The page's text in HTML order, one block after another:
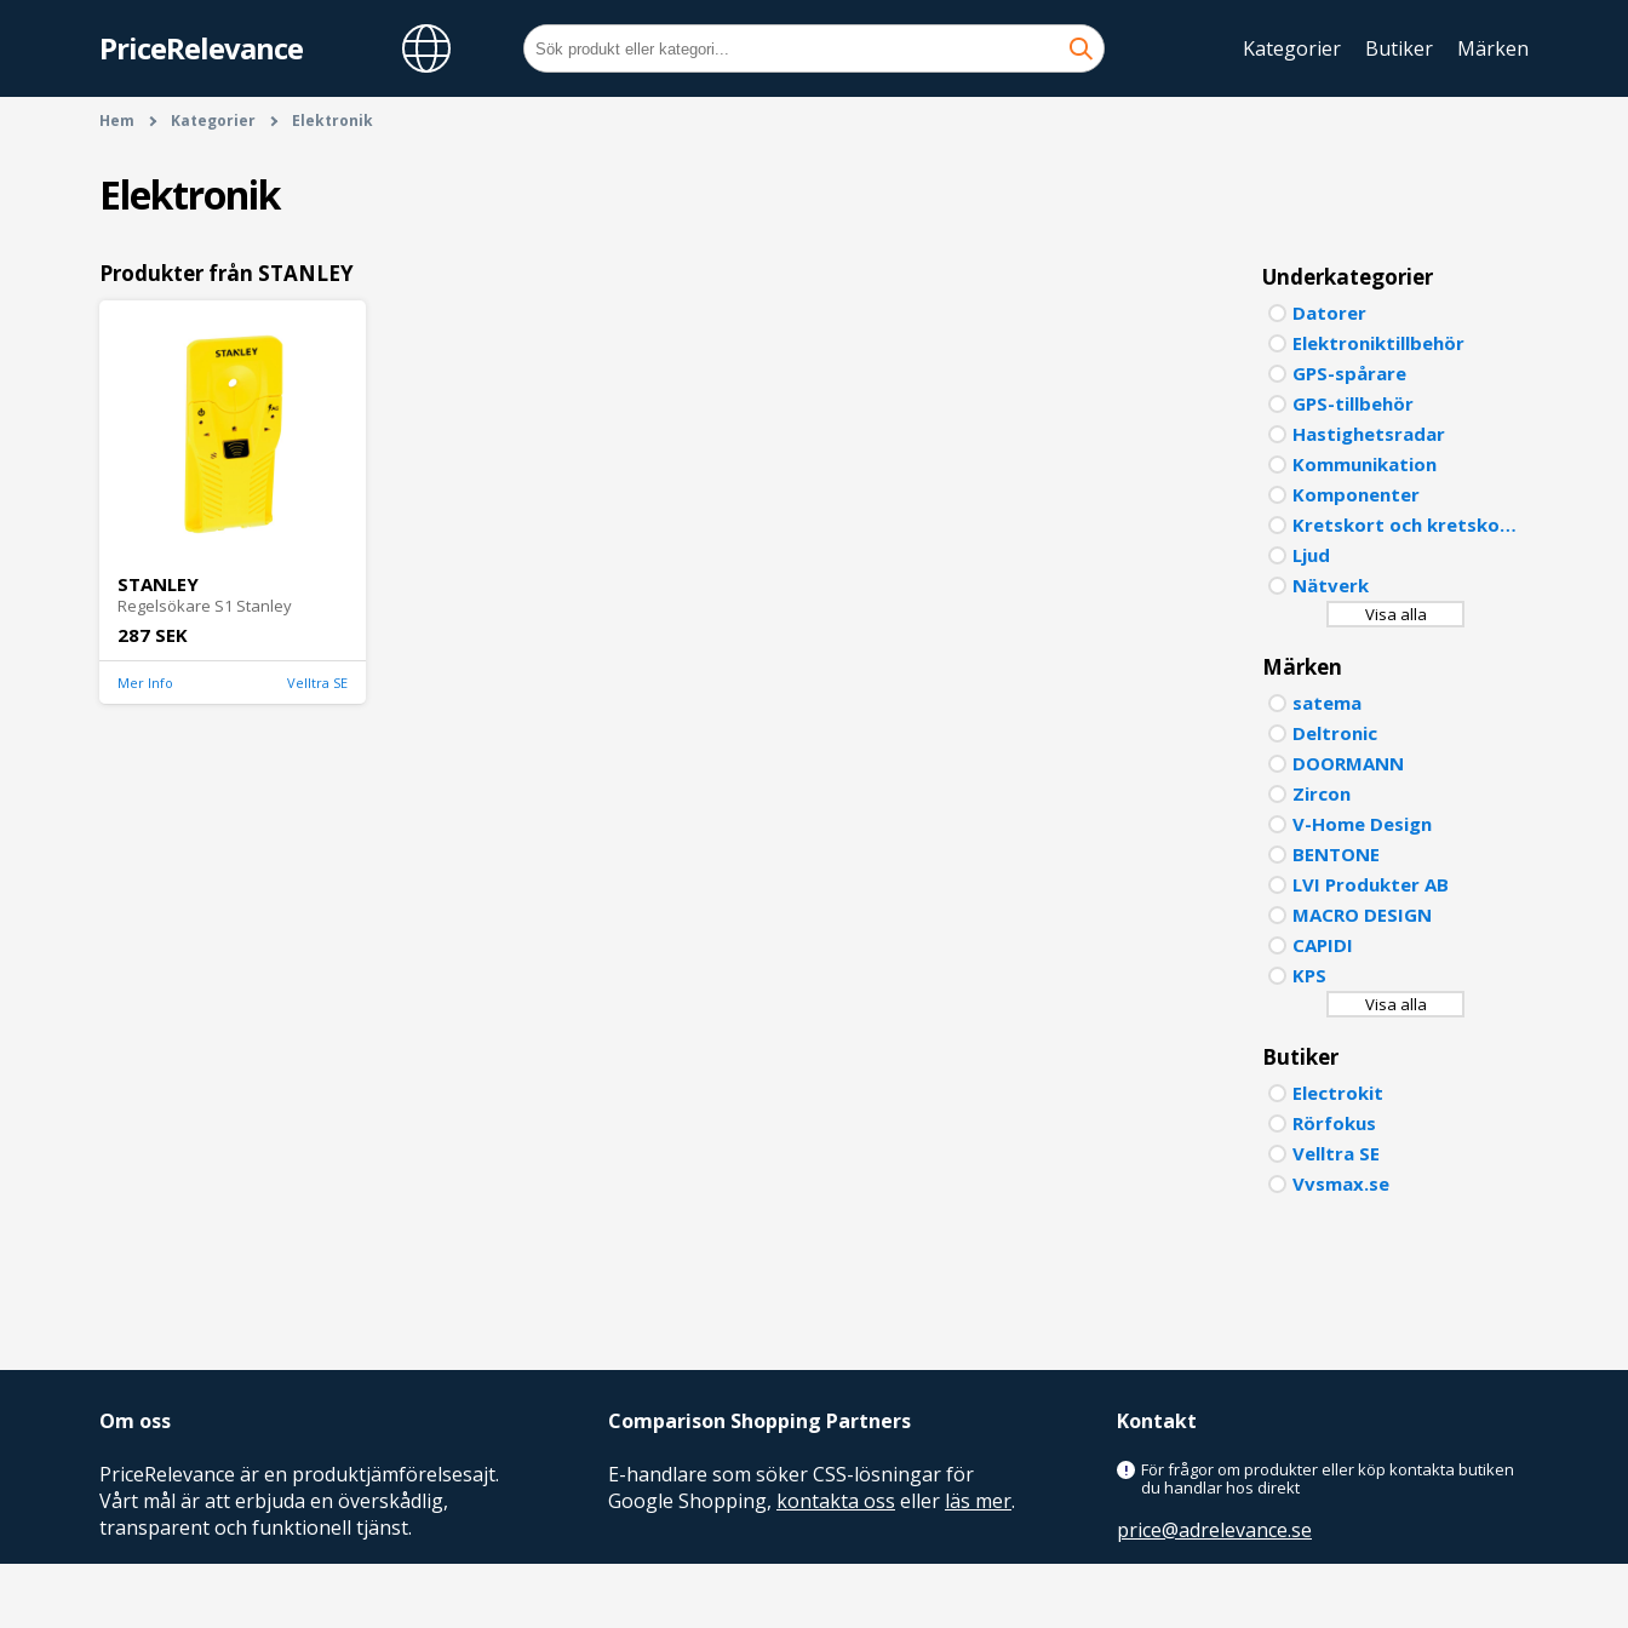
PriceRelevance Kategorier Butiker Märken
Hem Kategorier Elektronik
Elektronik
Produkter från STANLEY
STANLEY
Regelsökare S1 Stanley
287 SEK
Mer Info Velltra SE
Underkategorier
Datorer
Elektroniktillbehör
GPS-spårare
GPS-tillbehör
Hastighetsradar
Kommunikation
Komponenter
Kretskort och kretskomponenter
Ljud
Nätverk
Visa alla
Märken
satema
Deltronic
DOORMANN
Zircon
V-Home Design
BENTONE
LVI Produkter AB
MACRO DESIGN
CAPIDI
KPS
Visa alla
Butiker
Electrokit
Rörfokus
Velltra SE
Vvsmax.se
Om oss
PriceRelevance är en produktjämförelsesajt.
Vårt mål är att erbjuda en överskådlig,
transparent och funktionell tjänst.
PriceRelevance ägs och drivs av AdRelevance
Comparison Shopping Partners
E-handlare som söker CSS-lösningar för
Google Shopping, kontakta oss eller läs mer.
Kontakt
!
För frågor om produkter eller köp kontakta butiken
du handlar hos direkt
price@adrelevance.se